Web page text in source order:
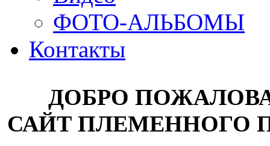
ФОТО-АЛЬБОМЫ
Контакты
ДОБРО
САЙТ ПЛЕМЕННОГО